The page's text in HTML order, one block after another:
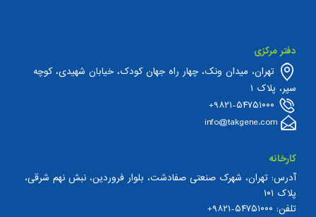
دفتر مرکزی
تهران، میدان ونک، چهار راه جهان کودک، خیابان شهیدی، کوچه
سپر، پلاک ۱
۹۸۲۱-۵۴۷۵۱۰۰۰+
info@takgene.com
کارخانه
آدرس: تهران، شهرک صنعتی صفادشت، بلوار فروردین، نبش نهم شرقی،
پلاک ۱۰۱
تلفن: ۵۴۷۵۱۰۰۰-۹۸۲۱+